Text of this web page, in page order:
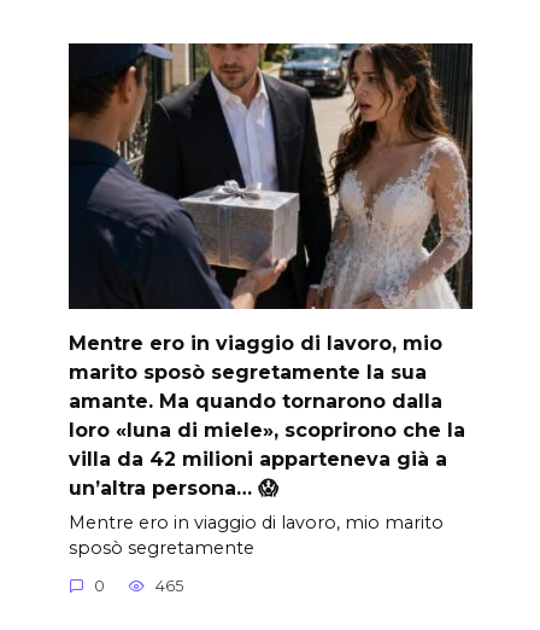
Mentre ero in viaggio di lavoro, mio
marito sposò segretamente la sua
amante. Ma quando tornarono dalla
loro «luna di miele», scoprirono che la
villa da 42 milioni apparteneva già a
un’altra persona… 😱
Mentre ero in viaggio di lavoro, mio marito
sposò segretamente
0 465